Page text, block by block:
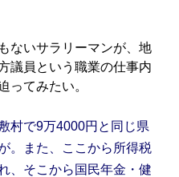
ないサラリーマンが、地
議員という職業の仕事内
ってみたい。
村で9万4000円と同じ県
。また、ここから所得税
、そこから国民年金・健